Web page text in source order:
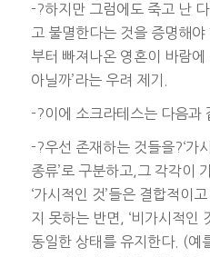
-?하지만 그럼에도 죽고 난
고 불멸한다는 것을 증명해야
부터 빠져나온 영혼이 바람
아닐까’라는 우려 제기.
-?이에 소크라테스는 다음과
-?우선 존재하는 것들을?‘가
종류’로 구분하고,그 각각이
‘가시적인 것’들은 결합적이
지 못하는 반면, ‘비가시적인
동일한 상태를 유지한다. (예